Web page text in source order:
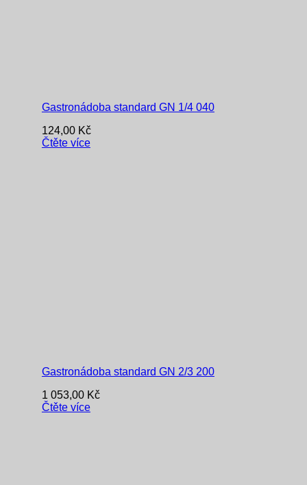
Gastronádoba standard GN 1/4 040
124,00 Kč
Čtěte více
Gastronádoba standard GN 2/3 200
1 053,00 Kč
Čtěte více